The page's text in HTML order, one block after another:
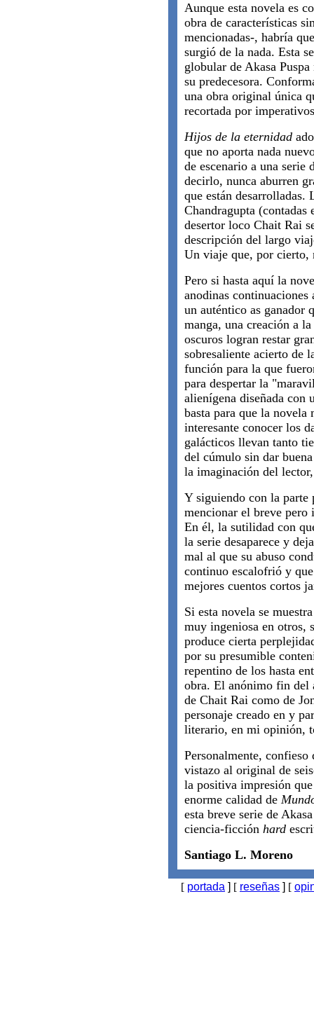
Aunque esta novela es
obra de características
mencionadas-, habría
surgió de la nada. Esta
globular de Akasa
su predecesora.
una obra original única
recortada por
Hijos de la eternidad
que no aporta nada
de escenario a una serie
decirlo, nunca aburren
que están desarrolladas.
Chandragupta
desertor loco Chait Rai
descripción del largo
Un viaje que, por cierto,
Pero si hasta aquí la
anodinas
un auténtico as ganador
manga, una creación a
oscuros logran restar
sobresaliente acierto de
función para la que
para despertar la
alienígena diseñada con
basta para que la novela
interesante conocer los
galácticos llevan tanto
del cúmulo sin dar
la imaginación del
Y siguiendo con la parte
mencionar el breve
En él, la sutilidad con
la serie desaparece y
mal al que su abuso
continuo escalofrió y
mejores cuentos cortos
Si esta novela se
muy ingeniosa en otros,
produce cierta
por su presumible
repentino de los hasta
obra. El anónimo fin del
de Chait Rai como de
personaje creado en y
literario, en mi opinión,
Personalmente, confieso
vistazo al original de
la positiva impresión
enorme calidad de
esta breve serie de
ciencia-ficción hard
Santiago L. Moreno
[ portada ] [ reseñas ] [